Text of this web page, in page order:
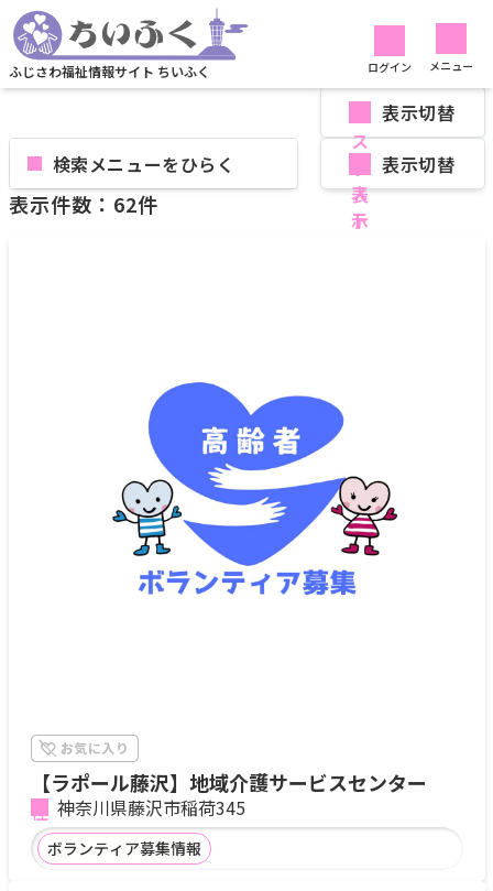
ふじさわ福祉情報サイト ちいふく ログイン メニュー
リストから探す
社会資源
イベント
リストから探す
表示切替
検索メニューを
表示切替
表示件数：62件
【ラポール藤沢】地域介護サービスセンター
神奈川県藤沢市稲荷345
ボランティア募集情報